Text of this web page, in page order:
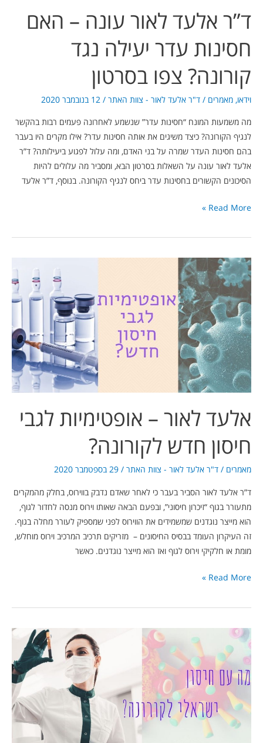
ד”ר אלעד לאור עונה – האם
חסינות עדר יעילה נגד
קורונה? צפו בסרטון
וידאו, מאמרים / ד"ר אלעד לאור - צוות האתר / 12 בנובמבר 2020
מה משמעות המונח “חסינות עדר” שנשמע לאחרונה פעמים רבות בהקשר
לנגיף הקורונה? כיצד משיגים את אותה חסינות עדר? אילו מקרים היו בעבר
בהם חסינות העדר שמרה על בני האדם, ומה עלול לפגוע ביעילותה? ד”ר
אלעד לאור עונה על השאלות בסרטון הבא, ומסביר מה עלולים להיות
הסיכונים הקשורים בחסינות עדר ביחס לנגיף הקורונה. בנוסף, ד”ר אלעד
קורונה?
צפו
בסרטון
Read More »
אלעד לאור – אופטימיות לגבי
חיסון חדש לקורונה?
מאמרים / ד"ר אלעד לאור - צוות האתר / 29 בספטמבר 2020
ד”ר אלעד לאור הסביר בעבר כי לאחר שאדם נדבק בווירוס, בחלק מהמקרים
מתעורר בגוף “זיכרון חיסוני”, ובפעם הבאה שאותו וירוס מנסה לחדור לגוף,
הוא מייצר נוגדנים שמשמידים את הווירוס לפני שמספיק לעורר מחלה בגוף.
זה העיקרון העומד בבסיס החיסונים – מזריקים תרכיב המרכיב וירוס מוחלש,
מומת או חלקיקי וירוס לגוף ואז הוא מייצר נוגדנים. כאשר
אלעד
לאור
–
אופטימיות
לגבי
חיסון
חדש
לקורונה?
Read More »
ד”ר
אלעד
לאור
עונה:
עם
חיסון